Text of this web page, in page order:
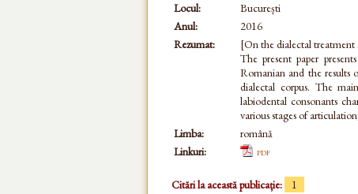
Locul:
București
Anul:
2016
Rezumat:
[On the dialectal treatment
The present paper
Romanian and the results
dialectal corpus. The
labiodental consonants
various stages of
Limba:
română
Linkuri:
pdf
Citări la această publicație: 1